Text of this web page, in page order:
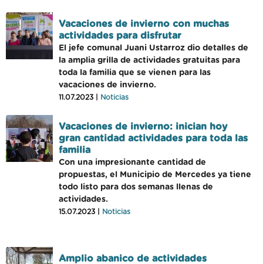
Vacaciones de invierno con muchas
actividades para disfrutar
El jefe comunal Juani Ustarroz dio detalles de
la amplia grilla de actividades gratuitas para
toda la familia que se vienen para las
vacaciones de invierno.
11.07.2023 | Noticias
Vacaciones de invierno: inician hoy
gran cantidad actividades para toda las
familia
Con una impresionante cantidad de
propuestas, el Municipio de Mercedes ya tiene
todo listo para dos semanas llenas de
actividades.
15.07.2023 | Noticias
Amplio abanico de actividades